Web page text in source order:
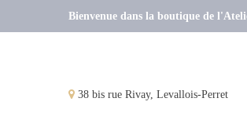
Bienvenue dans la boutique de
38 bis rue Rivay, Levallois-Perret